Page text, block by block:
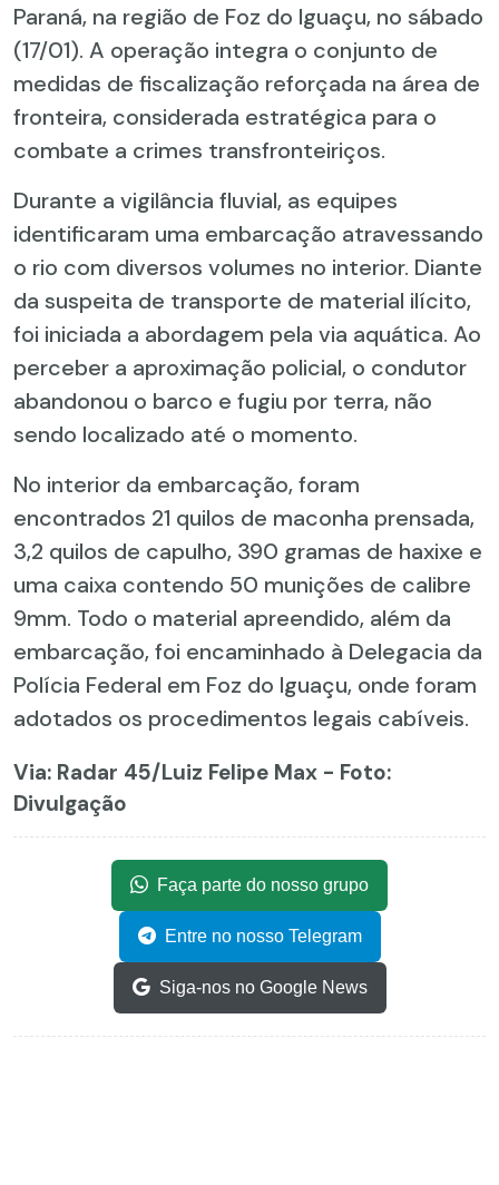
Paraná, na região de Foz do Iguaçu, no sábado
(17/01). A operação integra o conjunto de
medidas de fiscalização reforçada na área de
fronteira, considerada estratégica para o
combate a crimes transfronteiriços.
Durante a vigilância fluvial, as equipes
identificaram uma embarcação atravessando
o rio com diversos volumes no interior. Diante
da suspeita de transporte de material ilícito,
foi iniciada a abordagem pela via aquática. Ao
perceber a aproximação policial, o condutor
abandonou o barco e fugiu por terra, não
sendo localizado até o momento.
No interior da embarcação, foram
encontrados 21 quilos de maconha prensada,
3,2 quilos de capulho, 390 gramas de haxixe e
uma caixa contendo 50 munições de calibre
9mm. Todo o material apreendido, além da
embarcação, foi encaminhado à Delegacia da
Polícia Federal em Foz do Iguaçu, onde foram
adotados os procedimentos legais cabíveis.
Via: Radar 45/Luiz Felipe Max - Foto:
Divulgação
Faça parte do nosso grupo
Entre no nosso Telegram
Siga-nos no Google News